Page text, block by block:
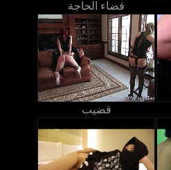
قضاء الحاجة
قضيب